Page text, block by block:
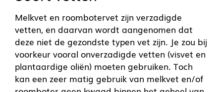
Melkvet en roombotervet zijn verzadigde
vetten, en daarvan wordt aangenomen dat
deze niet de gezondste typen vet zijn. Je zou bij
voorkeur vooral onverzadigde vetten (visvet en
plantaardige oliën) moeten gebruiken. Toch
kan een zeer matig gebruik van melkvet en/of